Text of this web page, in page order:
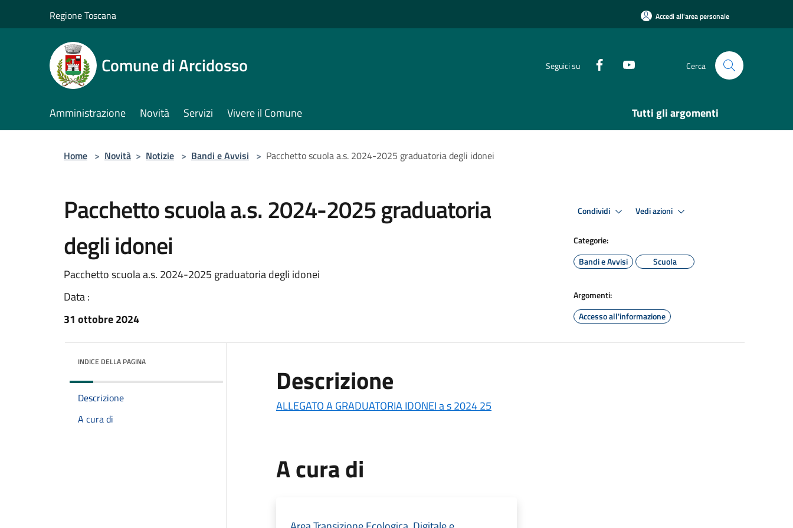
Regione Toscana Accedi all'area personale
Comune di Arcidosso Seguici su Cerca
Amministrazione Novità Servizi Vivere il Comune Tutti gli argomenti
Home > Novità > Notizie > Bandi e Avvisi > Pacchetto scuola a.s. 2024-2025 graduatoria degli idonei
Pacchetto scuola a.s. 2024-2025 graduatoria
degli idonei
Pacchetto scuola a.s. 2024-2025 graduatoria degli idonei
Data :
31 ottobre 2024
Condividi Vedi azioni
Categorie:
Bandi e Avvisi
Scuola
Argomenti:
Accesso all'informazione
INDICE DELLA PAGINA
Descrizione
A cura di
Descrizione
ALLEGATO A GRADUATORIA IDONEI a s 2024 25
A cura di